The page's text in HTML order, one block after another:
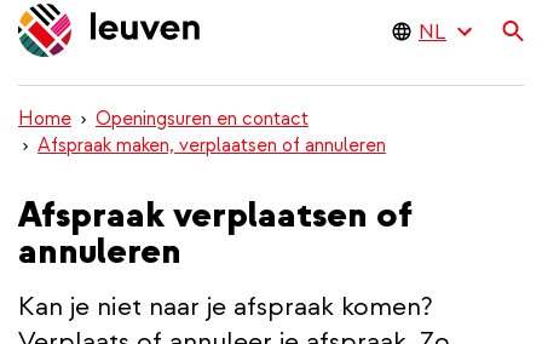
en
naar
inhoud
gaan
Home
Openingsuren en contact
Afspraak maken, verplaatsen of annuleren
Afspraak verplaatsen of
annuleren
Kan je niet naar je afspraak komen?